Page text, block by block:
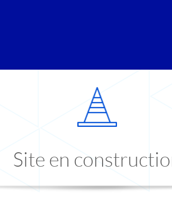
Site en